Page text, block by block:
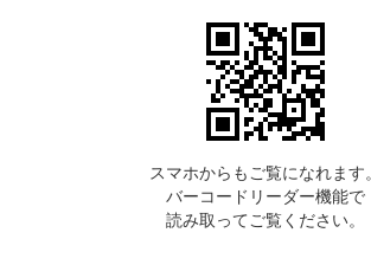
スマホからもご覧になれます。
バーコードリーダー機能で
読み取ってご覧ください。